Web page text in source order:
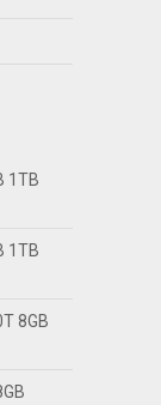
1TB
1TB
8GB